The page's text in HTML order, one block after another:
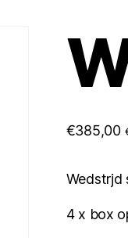
€385,00
Wedstrjd
4 x box